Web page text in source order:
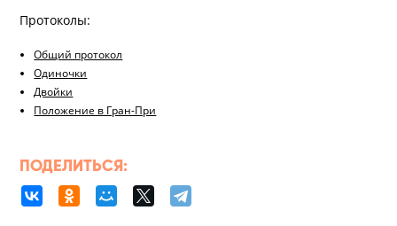
Протоколы:
Общий протокол
Одиночки
Двойки
Положение в Гран-При
ПОДЕЛИТЬСЯ: